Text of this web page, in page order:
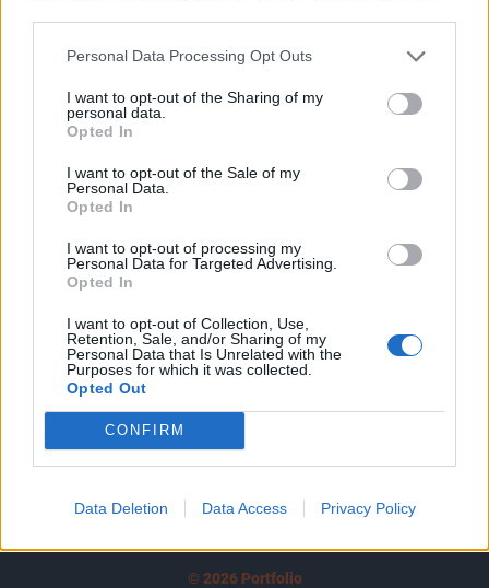
Personal Data Processing Opt Outs
I want to opt-out of the Sharing of my
personal data.
Opted In
I want to opt-out of the Sale of my
Personal Data.
Opted In
I want to opt-out of processing my
Personal Data for Targeted Advertising.
Opted In
I want to opt-out of Collection, Use,
Retention, Sale, and/or Sharing of my
Personal Data that Is Unrelated with the
Purposes for which it was collected.
Opted Out
CONFIRM
Data Deletion Data Access Privacy Policy
KEDVES OLVASÓNK!
A keresett cikk a portfolio.hu hírarchívumához
tartozik, melynek olvasása előfizetéses
Az előfizetés a következőket tartalmazza:
Portfolio.hu teljes cikkarchívum
Kötéslisták: BÉT elmúlt 2 év napon belüli
kötéslistái
Előfizetés
MÁR ELŐFIZETŐNK VAGY?BEJELENTKEZÉS
© 2026 Portfolio